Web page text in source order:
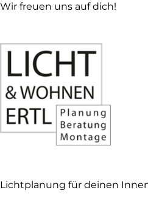
Wir freuen uns auf dich!
Lichtplanung für deinen